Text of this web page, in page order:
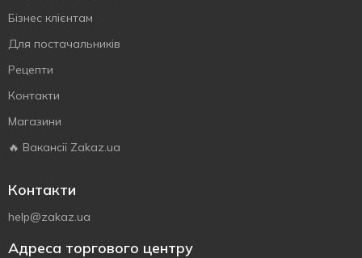
Бізнес клієнтам
Для постачальників
Рецепти
Контакти
Магазини
🔥 Вакансії Zakaz.ua
Контакти
help@zakaz.ua
Адреса торгового центру